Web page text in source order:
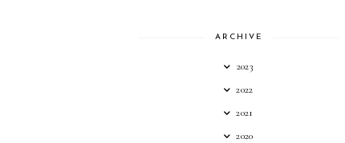
ARCHIVE
2023
2022
2021
2020